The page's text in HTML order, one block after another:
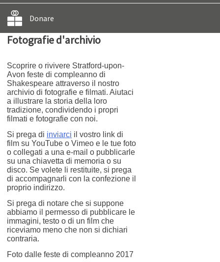
Donare
Fotografie d'archivio
Scoprire o rivivere Stratford-upon-
Avon feste di compleanno di
Shakespeare attraverso il nostro
archivio di fotografie e filmati. Aiutaci
a illustrare la storia della loro
tradizione, condividendo i propri
filmati e fotografie con noi.
Si prega di inviarci il vostro link di
film su YouTube o Vimeo e le tue foto
o collegati a una e-mail o pubblicarle
su una chiavetta di memoria o su
disco. Se volete li restituite, si prega
di accompagnarli con la confezione il
proprio indirizzo.
Si prega di notare che si suppone
abbiamo il permesso di pubblicare le
immagini, testo o di un film che
riceviamo meno che non si dichiari
contraria.
Foto dalle feste di compleanno 2017